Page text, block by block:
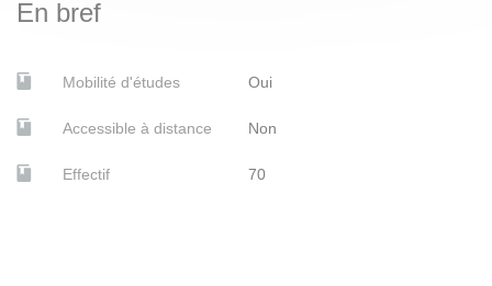
BORISOVA, Elena Andreevna, STERNIN, Grigorij
Paris, éditions du Regard, 1987. BU Lettres
GRAY, Camilla, DOMINOV, Basile et BURLEIGH-
En bref
Mobilité d'études Oui
Accessible à distance Non
Effectif 70